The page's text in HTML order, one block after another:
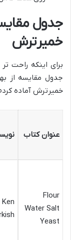
جدول
خمیرترش
برای اینکه راحت
جدول مقایسه از
خمیرترش آماده
عنوان کتاب
Flour
Water Salt
Yeast
Ken